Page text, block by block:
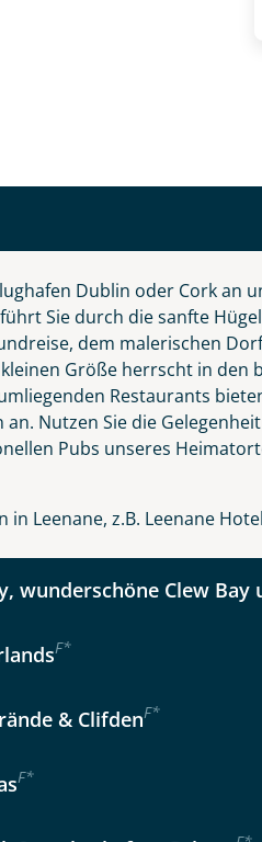
Instagram
WhatsApp
per E-Mail senden
übernehmen
Dublin oder Cork an
Sie durch die sanfte
dem malerischen
Größe herrscht in den
Restaurants
Nutzen Sie die
Pubs unseres
in Leenane, z.B. Leenane Hotel
wunderschöne Clew
F*
& ClifdenF*
F*
Alter